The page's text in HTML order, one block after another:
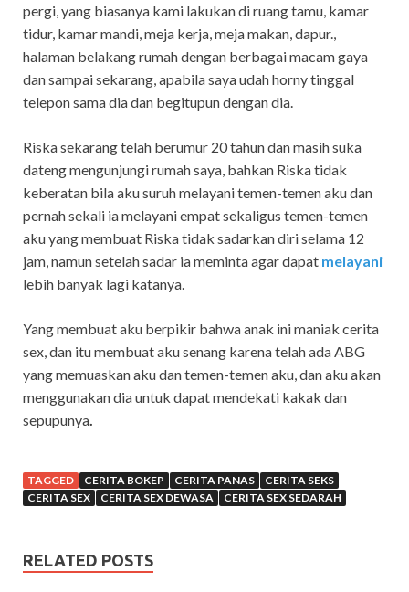
pergi, yang biasanya kami lakukan di ruang tamu, kamar
tidur, kamar mandi, meja kerja, meja makan, dapur.,
halaman belakang rumah dengan berbagai macam gaya
dan sampai sekarang, apabila saya udah horny tinggal
telepon sama dia dan begitupun dengan dia.
Riska sekarang telah berumur 20 tahun dan masih suka
dateng mengunjungi rumah saya, bahkan Riska tidak
keberatan bila aku suruh melayani temen-temen aku dan
pernah sekali ia melayani empat sekaligus temen-temen
aku yang membuat Riska tidak sadarkan diri selama 12
jam, namun setelah sadar ia meminta agar dapat melayani
lebih banyak lagi katanya.
Yang membuat aku berpikir bahwa anak ini maniak cerita
sex, dan itu membuat aku senang karena telah ada ABG
yang memuaskan aku dan temen-temen aku, dan aku akan
menggunakan dia untuk dapat mendekati kakak dan
sepupunya
TAGGED CERITA BOKEP CERITA PANAS
CERITA SEKS
CERITA SEX
CERITA SEX DEWASA CERITA SEX SEDARAH
RELATED POSTS